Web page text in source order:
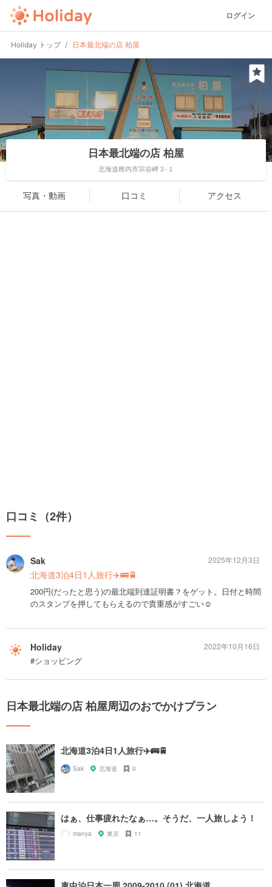
ログイン
Holiday トップ 日本最北端の店 柏屋
日本最北端の店 柏屋
北海道稚内市宗谷岬３-１
写真・動画 口コミ アクセス
口コミ（2件）
Sak
北海道3泊4日1人旅行✈️🚌🚆
200円(だったと思う)の最北端到達証明書？をゲット。日付と時間
のスタンプを押してもらえるので貴重感がすごい☺️
2025年12月3日
Holiday
#ショッピング
2022年10月16日
日本最北端の店 柏屋周辺のおでかけプラン
北海道3泊4日1人旅行✈️🚌🚆
Sak 北海道 0
はぁ、仕事疲れたなぁ…。そうだ、一人旅しよう！
manya 東京 11